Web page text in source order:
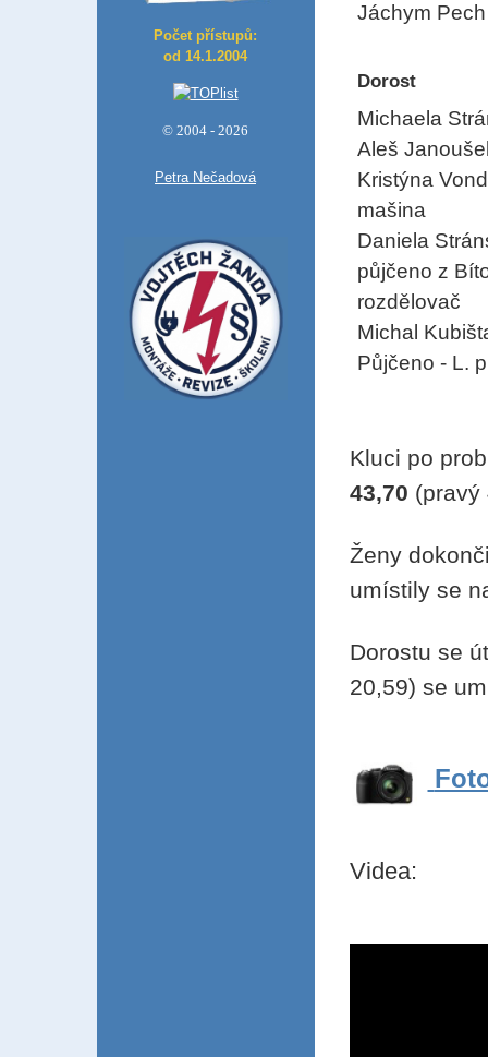
Počet přístupů:
od 14.1.2004
© 2004 - 2026
Petra Nečadová
Jáchym
Dorost
Michaela
Aleš
Kristýna
mašina
Daniela
půjčeno z
rozdělovač
Michal
Půjčeno - L.
Kluci po
43,70
Ženy
umístily se
Dorostu se
20,59) se
Videa: